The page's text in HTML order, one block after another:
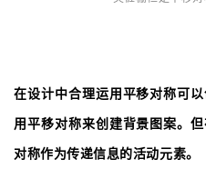
在设计中合理运用平移对称可
用平移对称来创建背景图案。
对称作为传递信息的活动元素。